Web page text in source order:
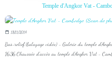
Temple d'Angkor Vat -
18/11/2014
Bas-relief (balayage vidéo) - Galerie du temple
16:36 Chaussée d'accès au temple d'Angkor Vat -